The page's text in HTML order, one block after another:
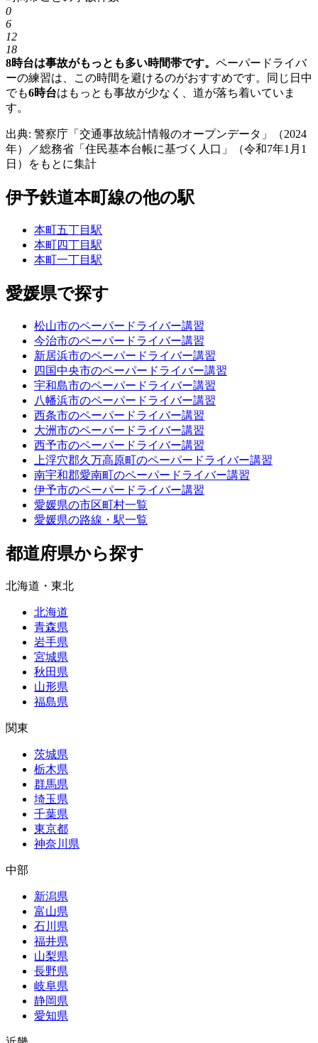
0
6
12
18
8時台は事故がもっとも多い時間帯です。 ペーパードライバ
ーの練習は、この時間を避けるのがおすすめです。同じ日中
でも6時台はもっとも事故が少なく、道が落ち着いていま
す。
出典: 警察庁「交通事故統計情報のオープンデータ」（2024
年）／総務省「住民基本台帳に基づく人口」（令和7年1月1
日）をもとに集計
伊予鉄道本町線の他の駅
本町五丁目駅
本町四丁目駅
本町一丁目駅
愛媛県で探す
松山市のペーパードライバー講習
今治市のペーパードライバー講習
新居浜市のペーパードライバー講習
四国中央市のペーパードライバー講習
宇和島市のペーパードライバー講習
八幡浜市のペーパードライバー講習
西条市のペーパードライバー講習
大洲市のペーパードライバー講習
西予市のペーパードライバー講習
上浮穴郡久万高原町のペーパードライバー講習
南宇和郡愛南町のペーパードライバー講習
伊予市のペーパードライバー講習
愛媛県の市区町村一覧
愛媛県の路線・駅一覧
都道府県から探す
北海道・東北
北海道
青森県
岩手県
宮城県
秋田県
山形県
福島県
関東
茨城県
栃木県
群馬県
埼玉県
千葉県
東京都
神奈川県
中部
新潟県
富山県
石川県
福井県
山梨県
長野県
岐阜県
静岡県
愛知県